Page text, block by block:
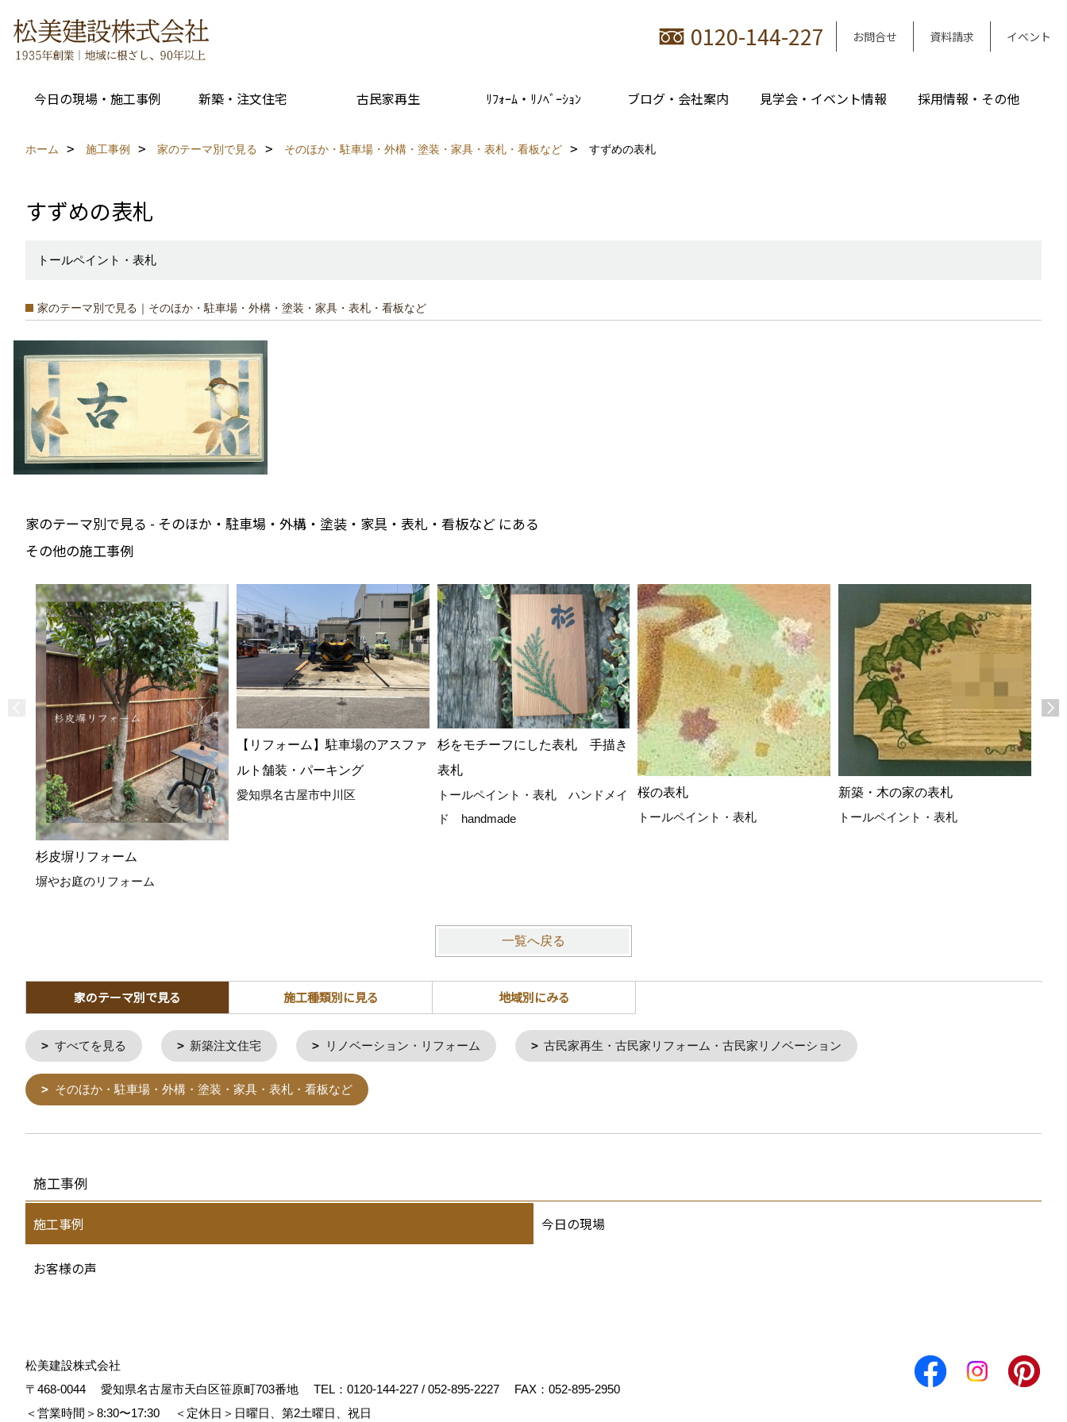
0120-144-227 お問合せ 資料請求 イベント
今日の現場・施工事例 新築・注文住宅 古民家再生 ﾘﾌｫｰﾑ・ﾘﾉﾍﾞｰｼｮﾝ ブログ・会社案内 見学会・イベント情報 採用情報・その他
ホーム 施工事例 家のテーマ別で見る そのほか・駐車場・外構・塗装・家具・表札・看板など すずめの表札
すずめの表札
トールペイント・表札
家のテーマ別で見る｜そのほか・駐車場・外構・塗装・家具・表札・看板など
家のテーマ別で見る - そのほか・駐車場・外構・塗装・家具・表札・看板など にある
その他の施工事例
杉皮塀リフォーム
塀やお庭のリフォーム
【リフォーム】駐車場のアスファ
ルト舗装・パーキング
愛知県名古屋市中川区
杉をモチーフにした表札 手描き
表札
トールペイント・表札 ハンドメイ
ド handmade
桜の表札
トールペイント・表札
新築・木の家の表札
トールペイント・表札
一覧へ戻る
家のテーマ別で見る 施工種類別に見る 地域別にみる
すべてを見る 新築注文住宅 リノベーション・リフォーム 古民家再生・古民家リフォーム・古民家リノベーション
そのほか・駐車場・外構・塗装・家具・表札・看板など
施工事例
施工事例 今日の現場
お客様の声
松美建設株式会社
〒468-0044
愛知県名古屋市天白区笹原町703番地 TEL： 0120-144-227 / 052-895-2227
FAX：052-895-2950
＜営業時間＞8:30〜17:30
＜定休日＞日曜日、第2土曜日、祝日